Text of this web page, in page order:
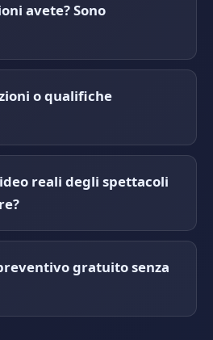
avete? Sono
o qualifiche
reali degli spettacoli
gratuito senza